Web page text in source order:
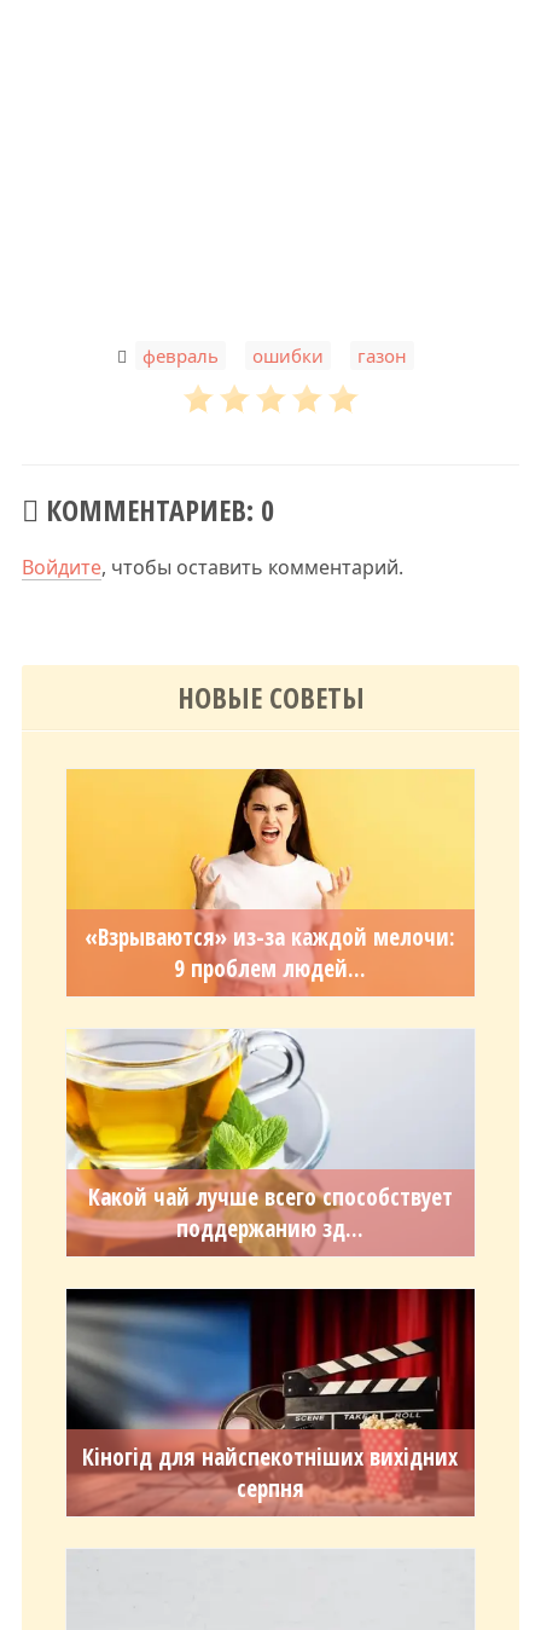
февраль ошибки газон
КОММЕНТАРИЕВ: 0
Войдите, чтобы оставить комментарий.
НОВЫЕ СОВЕТЫ
«Взрываются» из-за каждой мелочи:
9 проблем людей...
Какой чай лучше всего способствует
поддержанию зд...
Кіногід для найспекотніших вихідних
серпня